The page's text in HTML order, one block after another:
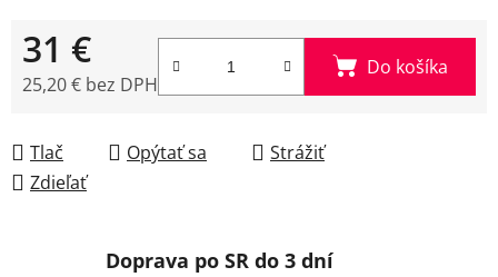
31 €
25,20 € bez DPH
Do košíka
Tlač Opýtať sa
Strážiť
Zdieľať
Doprava po SR do 3 dní